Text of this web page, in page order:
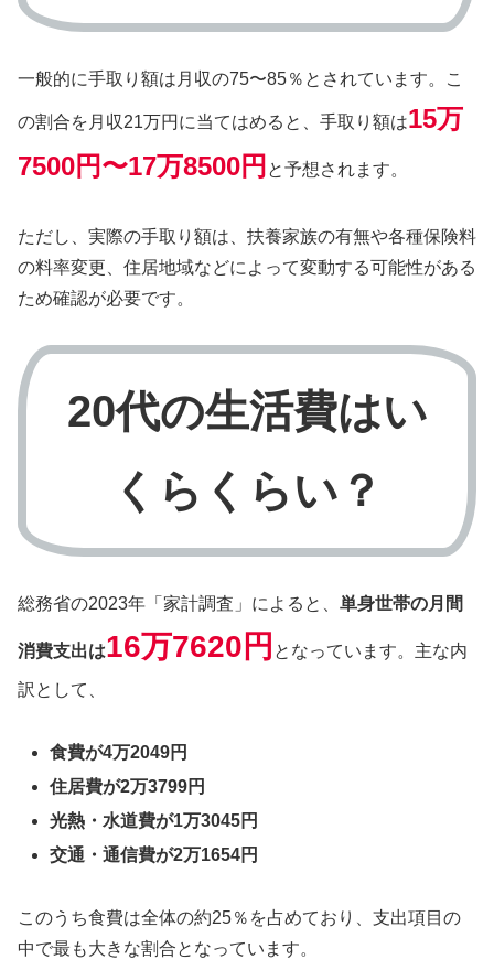
一般的に手取り額は月収の75〜85％とされています。こ
の割合を月収21万円に当てはめると、手取り額は15万
7500円〜17万8500円 と予想されます。
ただし、実際の手取り額は、扶養家族の有無や各種保険料
の料率変更、住居地域などによって変動する可能性がある
ため確認が必要です。
20代の生活費はい
くらくらい？
総務省の2023年「家計調査」によると、 単身世帯の月間
消費支出は16万7620円 となっています。主な内
訳として、
食費が4万2049円
住居費が2万3799円
光熱・水道費が1万3045円
交通・通信費が2万1654円
このうち食費は全体の約25％を占めており、支出項目の
中で最も大きな割合となっています。